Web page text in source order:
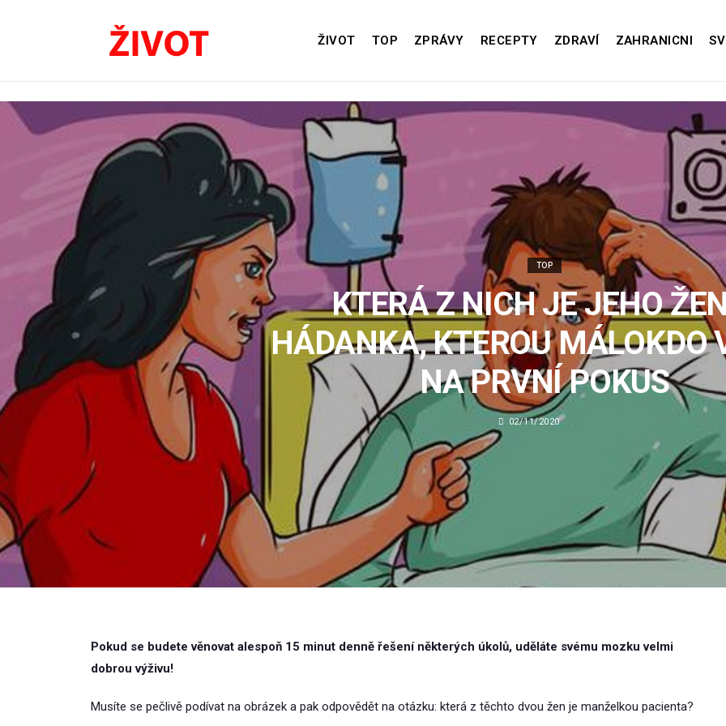
ŽIVOT TOP ZPRÁVY RECEPTY ZDRAVÍ ZAHRANICNI
TOP
KTERÁ Z NICH JE JEHO
HÁDANKA, KTEROU MÁLOKDO
NA PRVNÍ POKUS
02/11/2020
Pokud se budete věnovat alespoň 15 minut denně řešení některých úkolů, uděláte svému mozku velmi
dobrou výživu!
Musíte se pečlivě podívat na obrázek a pak odpovědět na otázku: která z těchto dvou žen je manželkou pacienta?